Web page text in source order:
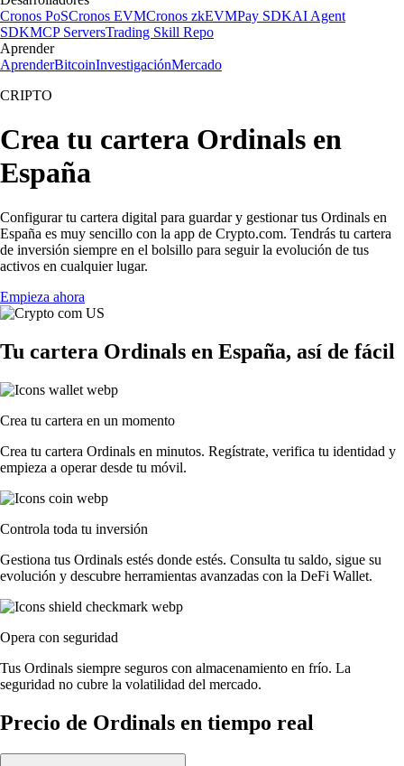
Cronos PoSCronos EVMCronos zkEVMPay SDKAI Agent
SDKMCP ServersTrading Skill Repo
Aprender
AprenderBitcoinInvestigaciónMercado
CRIPTO
Crea tu cartera Ordinals en
España
Configurar tu cartera digital para guardar y gestionar tus Ordinals en
España es muy sencillo con la app de Crypto.com. Tendrás tu cartera
de inversión siempre en el bolsillo para seguir la evolución de tus
activos en cualquier lugar.
Empieza ahora
Tu cartera Ordinals en España, así de fácil
Crea tu cartera en un momento
Crea tu cartera Ordinals en minutos. Regístrate, verifica tu identidad y
empieza a operar desde tu móvil.
Controla toda tu inversión
Gestiona tus Ordinals estés donde estés. Consulta tu saldo, sigue su
evolución y descubre herramientas avanzadas con la DeFi Wallet.
Opera con seguridad
Tus Ordinals siempre seguros con almacenamiento en frío. La
seguridad no cubre la volatilidad del mercado.
Precio de Ordinals en tiempo real